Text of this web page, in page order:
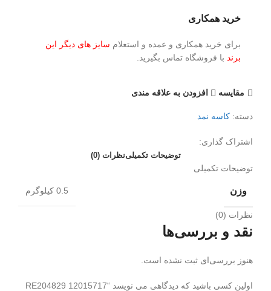
خرید همکاری
برای خرید همکاری و عمده و استعلام سایز های دیگر این
برند با فروشگاه تماس بگیرید.
مقايسه افزودن به علاقه مندی
دسته: کاسه نمد
اشتراک گذاری:
توضیحات تکمیلینظرات (0)
توضیحات تکمیلی
وزن 0.5 کیلوگرم
نظرات (0)
نقد و بررسی‌ها
هنوز بررسی‌ای ثبت نشده است.
اولین کسی باشید که دیدگاهی می نویسد “RE204829 12015717